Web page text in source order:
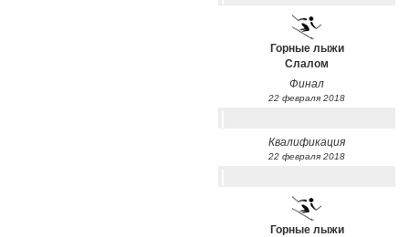
Горные лыжи
Слалом
Финал
22 февраля 2018
Квалификация
22 февраля 2018
Горные лыжи